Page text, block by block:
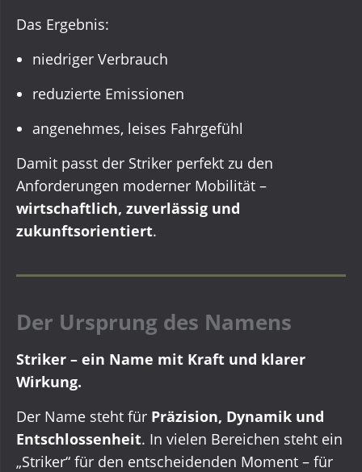
Das Ergebnis:
niedriger Verbrauch
reduzierte Emissionen
angenehmes, leises Fahrgefühl
Damit passt der Striker perfekt zu den
Anforderungen moderner Mobilität –
wirtschaftlich, zuverlässig und
zukunftsorientiert.
Der Ursprung des Namens
Striker – ein Name mit Kraft und klarer
Wirkung.
Der Name steht für Präzision, Dynamik und
Entschlossenheit. In vielen Bereichen steht ein
„Striker“ für den entscheidenden Moment – für